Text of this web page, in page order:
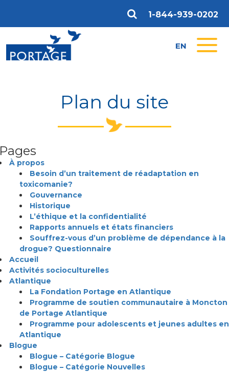
1-844-939-0202
EN
Plan du site
À propos
Besoin d’un traitement de réadaptation en
toxicomanie?
Gouvernance
Historique
L’éthique et la confidentialité
Rapports annuels et états financiers
Souffrez-vous d’un problème de dépendance à la
drogue? Questionnaire
Accueil
Activités socioculturelles
Atlantique
La Fondation Portage en Atlantique
Programme de soutien communautaire à Moncton
de Portage Atlantique
Programme pour adolescents et jeunes adultes en
Atlantique
Blogue
Blogue – Catégorie Blogue
Blogue – Catégorie Nouvelles